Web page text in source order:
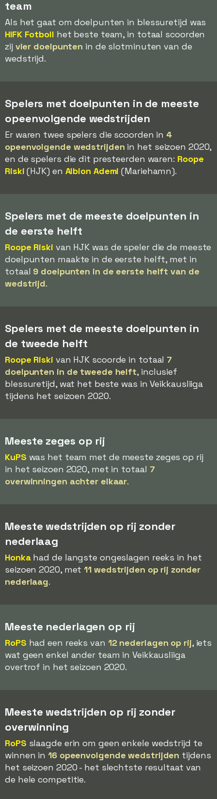
team
Als het gaat om doelpunten in blessuretijd was
HIFK Fotboll het beste team, in totaal scoorden
zij vier doelpunten in de slotminuten van de
wedstrijd.
Spelers met doelpunten in de meeste
opeenvolgende wedstrijden
Er waren twee spelers die scoorden in 4
opeenvolgende wedstrijden in het seizoen 2020,
en de spelers die dit presteerden waren: Roope
Riski (HJK) en Albion Ademi (Mariehamn).
Spelers met de meeste doelpunten in
de eerste helft
Roope Riski van HJK was de speler die de meeste
doelpunten maakte in de eerste helft, met in
totaal 9 doelpunten in de eerste helft van de
wedstrijd.
Spelers met de meeste doelpunten in
de tweede helft
Roope Riski van HJK scoorde in totaal 7
doelpunten in de tweede helft, inclusief
blessuretijd, wat het beste was in Veikkausliiga
tijdens het seizoen 2020.
Meeste zeges op rij
KuPS was het team met de meeste zeges op rij
in het seizoen 2020, met in totaal 7
overwinningen achter elkaar.
Meeste wedstrijden op rij zonder
nederlaag
Honkahad de langste ongeslagen reeks in het
seizoen 2020, met11 wedstrijden op rij zonder
nederlaag.
Meeste nederlagen op rij
RoPS had een reeks van 12 nederlagen op rij, iets
wat geen enkel ander team in Veikkausliiga
overtrof in het seizoen 2020.
Meeste wedstrijden op rij zonder
overwinning
RoPS slaagde erin om geen enkele wedstrijd te
winnen in16 opeenvolgende wedstrijden tijdens
het seizoen 2020 - het slechtste resultaat van
de hele competitie.